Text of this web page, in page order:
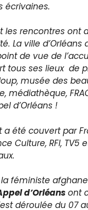
écrivaines.
les rencontres ont
La ville d’Orléans
de vue de
tous ses lieux de
musée des
médiathèque,
d’Orléans !
a été couvert par
Culture, RFI, TV5
féministe afghane
d’Orléans ont
déroulée du 07